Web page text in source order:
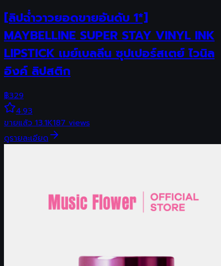
[ลิปฉ่ำวาวยอดขายอันดับ 1*]
MAYBELLINE SUPER STAY VINYL INK
LIPSTICK เมย์เบลลีน ซุปเปอร์สเตย์ ไวนิล
อิงค์ ลิปสติก
฿329
4.93
ขายแล้ว13.1K187views
ดูรายละเอียด